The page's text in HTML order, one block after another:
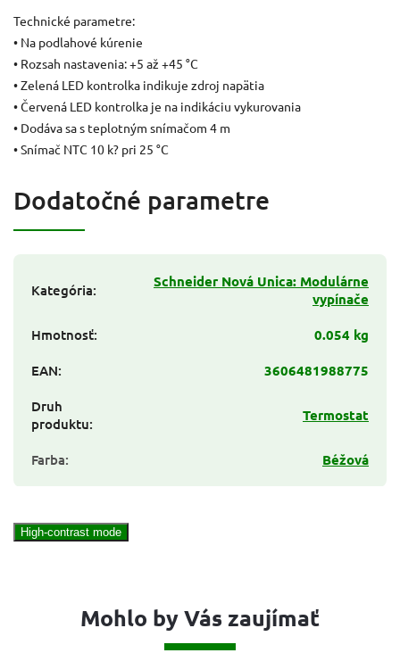
Technické parametre:
• Na podlahové kúrenie
• Rozsah nastavenia: +5 až +45 °C
• Zelená LED kontrolka indikuje zdroj napätia
• Červená LED kontrolka je na indikáciu vykurovania
• Dodáva sa s teplotným snímačom 4 m
• Snímač NTC 10 k? pri 25 °C
Dodatočné parametre
Kategória:
Schneider Nová Unica: Modulárne
vypínače
Hmotnosť:
0.054 kg
EAN:
3606481988775
Druh
produktu: Termostat
Farba: Béžová
High-contrast mode
Mohlo by Vás zaujímať